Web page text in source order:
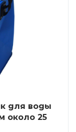
для воды
около 25